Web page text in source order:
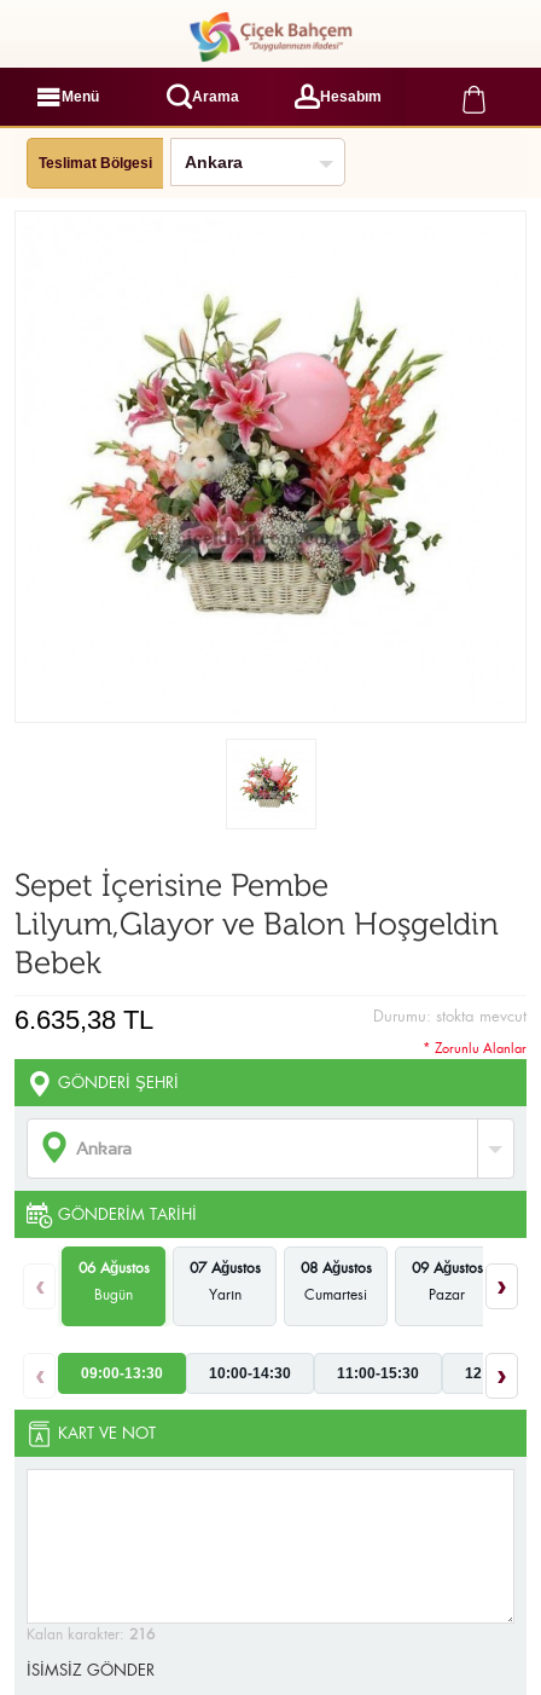
Menü Arama Hesabım
Teslimat Bölgesi
Sepet İçerisine Pembe
Lilyum,Glayor ve Balon Hoşgeldin
Bebek
Durumu: stokta mevcut
6.635,38 TL
GÖNDERI ŞEHRI
GÖNDERIM TARIHI
‹
06 Ağustos
Bugün
07 Ağustos
Yarın
08 Ağustos
Cumartesi
09 Ağustos
Pazar
›
‹ 09:00-13:30 10:00-14:30 11:00-15:30 12:00-
›
KART VE NOT
Kalan karakter: 216
İSİMSİZ GÖNDER
* Zorunlu Alanlar